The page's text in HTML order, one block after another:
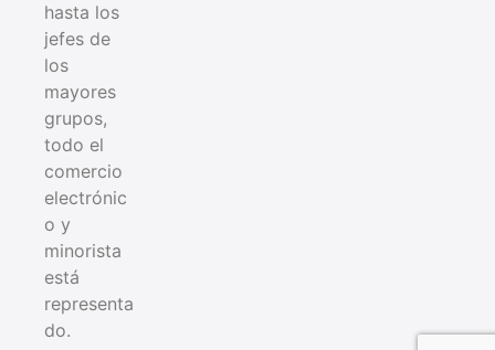
hasta los
jefes de
los
mayores
grupos,
todo el
comercio
electrónic
o y
minorista
está
representa
do.